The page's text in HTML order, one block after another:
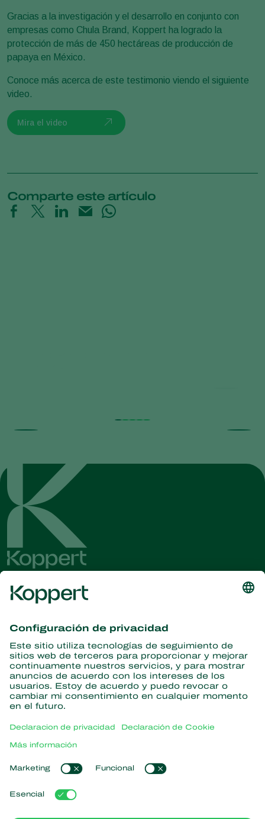
Gracias a la investigación y el desarrollo en conjunto con
empresas como Chula Brand, Koppert ha logrado la
protección de más de 450 hectáreas de producción de
papaya en México.
Conoce más acerca de este testimonio viendo el siguiente
video.
Mira el video
Comparte este artículo
información
Suscríbase aquí
Partners with Nature
Avispas parasitoides
Nematodos benéficos
Microorganismos benéficos
Protección de cultivos
Acerca de Koppert
Noticias e información
Trabajar en Koppert
Contáctanos
Enlaces populares
Experiencias de los usuarios
Koppert Global